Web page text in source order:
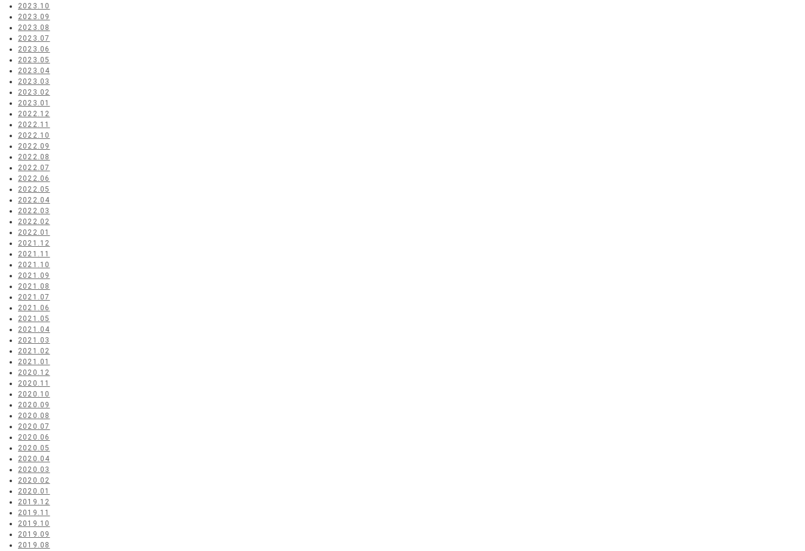
2023.10
2023.09
2023.08
2023.07
2023.06
2023.05
2023.04
2023.03
2023.02
2023.01
2022.12
2022.11
2022.10
2022.09
2022.08
2022.07
2022.06
2022.05
2022.04
2022.03
2022.02
2022.01
2021.12
2021.11
2021.10
2021.09
2021.08
2021.07
2021.06
2021.05
2021.04
2021.03
2021.02
2021.01
2020.12
2020.11
2020.10
2020.09
2020.08
2020.07
2020.06
2020.05
2020.04
2020.03
2020.02
2020.01
2019.12
2019.11
2019.10
2019.09
2019.08